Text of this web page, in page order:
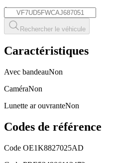
*
Rechercher le véhicule
Caractéristiques
Avec bandeauNon
CaméraNon
Lunette ar ouvranteNon
Codes de référence
Code OE1K8827025AD